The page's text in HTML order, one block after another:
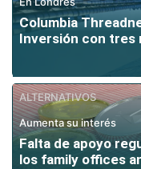
Columbia
Inversión con tres
ALTERNATIVOS
Aumenta su interés
Falta de apoyo
los family offices